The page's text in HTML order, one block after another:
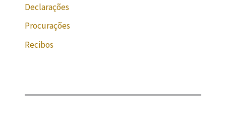
Declarações
Procurações
Recibos